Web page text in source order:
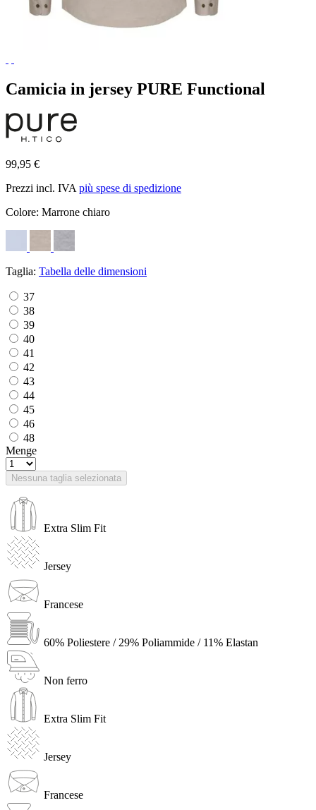
Camicia in jersey PURE Functional
99,95 €
Prezzi incl. IVA più spese di spedizione
Colore: Marrone chiaro
Taglia: Tabella delle dimensioni
37
38
39
40
41
42
43
44
45
46
48
Menge
Nessuna taglia selezionata
Extra Slim Fit
Jersey
Francese
60% Poliestere / 29% Poliammide / 11% Elastan
Non ferro
Extra Slim Fit
Jersey
Francese